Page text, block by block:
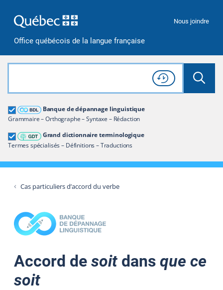
Office québécois de la langue française
Nous joindre
Rechercher dans tout le site
Lancer
Consulter l'
Historique
de recherche
Banque de dépannage linguistique
Grammaire – Orthographe – Syntaxe – Rédaction
Grand dictionnaire terminologique
Termes spécialisés – Définitions – Traductions
Grand dictionnaire terminologique
Restreindre aux termes
Cas particuliers d’accord du verbe
Accord de soit dans que ce
soit